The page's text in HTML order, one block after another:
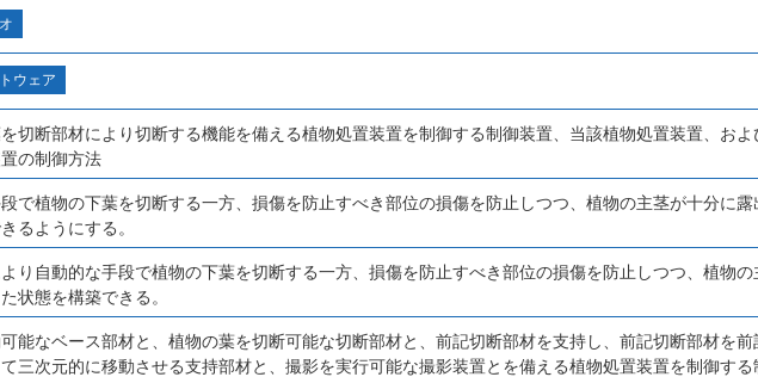
ウェア
切断部材により切断する機能を備える植物処置装置を制御する制御装置、当該植物処置装置、およ
の制御方法
で植物の下葉を切断する一方、損傷を防止すべき部位の損傷を防止しつつ、植物の主茎が十分に露
るようにする。
り自動的な手段で植物の下葉を切断する一方、損傷を防止すべき部位の損傷を防止しつつ、植物の
状態を構築できる。
能なベース部材と、植物の葉を切断可能な切断部材と、前記切断部材を支持し、前記切断部材を前
三次元的に移動させる支持部材と、撮影を実行可能な撮影装置とを備える植物処置装置を制御する